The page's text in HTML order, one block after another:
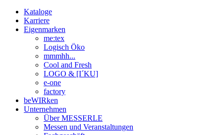
Kataloge
Karriere
Eigenmarken
me:tex
Logisch Öko
mmmhh...
Cool and Fresh
LOGO & [I´KU]
e-one
factory
beWIRken
Unternehmen
Über MESSERLE
Messen und Veranstaltungen